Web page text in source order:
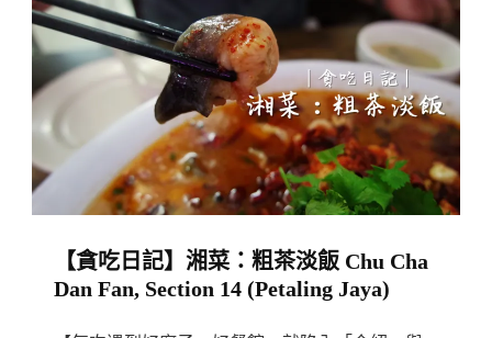
泰
菜：
Thai
Sek,
One
Utama（Petaling
【貪吃日記】湘菜：粗茶淡飯 Chu Cha
Dan Fan, Section 14 (Petaling Jaya)